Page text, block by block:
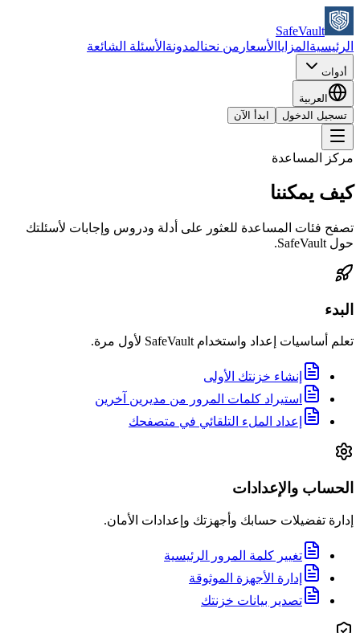
SafeVault
الرئيسية المزايا الأسعار من نحنالمدونة الأسئلة الشائعة
أدوات
العربية
تسجيل الدخول
ابدأ الآن
مركز المساعدة
كيف يمكننا
تصفح فئات المساعدة للعثور على أدلة ودروس وإجابات لأسئلتك
حول SafeVault.
البدء
تعلم أساسيات إعداد واستخدام SafeVault لأول مرة.
إنشاء خزنتك الأولى
استيراد كلمات المرور من مديرين آخرين
إعداد الملء التلقائي في متصفحك
الحساب والإعدادات
إدارة تفضيلات حسابك وأجهزتك وإعدادات الأمان.
تغيير كلمة المرور الرئيسية
إدارة الأجهزة الموثوقة
تصدير بيانات خزنتك